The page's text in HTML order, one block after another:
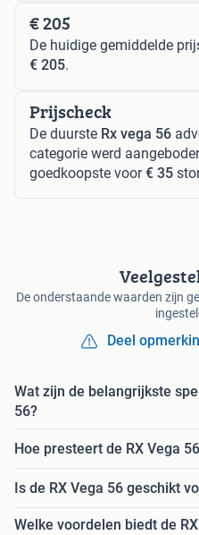
€ 205
De huidige gemiddelde
€ 205.
Prijscheck
De duurste Rx vega 56
categorie werd
goedkoopste voor€ 35
De onderstaande waarden zijn
Deel
Wat zijn de belangrijkste
56?
Hoe presteert de RX Vega
Is de RX Vega 56 geschikt
Welke voordelen biedt de